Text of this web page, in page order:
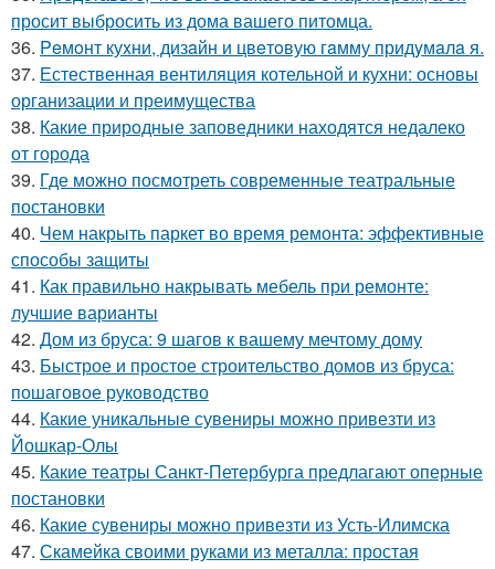
просит выбросить из дома вашего питомца.
36. Peмoнт куxни, дизaйн и цвeтoвую гaмму придyмaлa я.
37. Естественная вентиляция котельной и кухни: основы
организации и преимущества
38. Какие природные заповедники находятся недалеко
от города
39. Где можно посмотреть современные театральные
постановки
40. Чем накрыть паркет во время ремонта: эффективные
способы защиты
41. Как правильно накрывать мебель при ремонте:
лучшие варианты
42. Дом из бруса: 9 шагов к вашему мечтому дому
43. Быстрое и простое строительство домов из бруса:
пошаговое руководство
44. Какие уникальные сувениры можно привезти из
Йошкар-Олы
45. Какие театры Санкт-Петербурга предлагают оперные
постановки
46. Какие сувениры можно привезти из Усть-Илимска
47. Скамейка своими руками из металла: простая